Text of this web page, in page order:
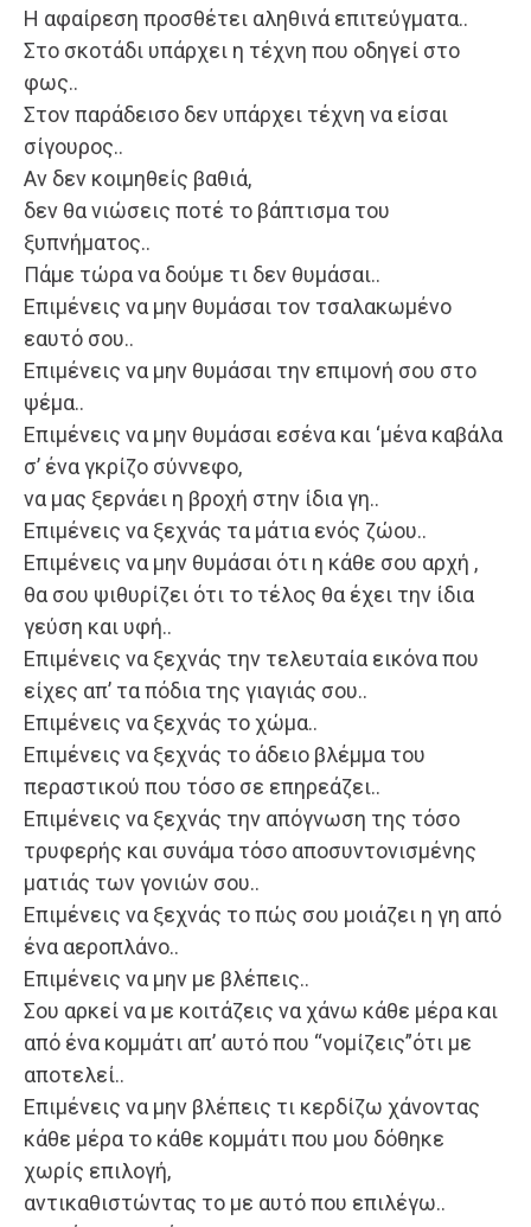
Η αφαίρεση προσθέτει αληθινά επιτεύγματα..
Στο σκοτάδι υπάρχει η τέχνη που οδηγεί στο
φως..
Στον παράδεισο δεν υπάρχει τέχνη να είσαι
σίγουρος..
Αν δεν κοιμηθείς βαθιά,
δεν θα νιώσεις ποτέ το βάπτισμα του
ξυπνήματος..
Πάμε τώρα να δούμε τι δεν θυμάσαι..
Επιμένεις να μην θυμάσαι τον τσαλακωμένο
εαυτό σου..
Επιμένεις να μην θυμάσαι την επιμονή σου στο
ψέμα..
Επιμένεις να μην θυμάσαι εσένα και ‘μένα καβάλα
σ’ ένα γκρίζο σύννεφο,
να μας ξερνάει η βροχή στην ίδια γη..
Επιμένεις να ξεχνάς τα μάτια ενός ζώου..
Επιμένεις να μην θυμάσαι ότι η κάθε σου αρχή ,
θα σου ψιθυρίζει ότι το τέλος θα έχει την ίδια
γεύση και υφή..
Επιμένεις να ξεχνάς την τελευταία εικόνα που
είχες απ’ τα πόδια της γιαγιάς σου..
Επιμένεις να ξεχνάς το χώμα..
Επιμένεις να ξεχνάς το άδειο βλέμμα του
περαστικού που τόσο σε επηρεάζει..
Επιμένεις να ξεχνάς την απόγνωση της τόσο
τρυφερής και συνάμα τόσο αποσυντονισμένης
ματιάς των γονιών σου..
Επιμένεις να ξεχνάς το πώς σου μοιάζει η γη από
ένα αεροπλάνο..
Επιμένεις να μην με βλέπεις..
Σου αρκεί να με κοιτάζεις να χάνω κάθε μέρα και
από ένα κομμάτι απ’ αυτό που “νομίζεις”ότι με
αποτελεί..
Επιμένεις να μην βλέπεις τι κερδίζω χάνοντας
κάθε μέρα το κάθε κομμάτι που μου δόθηκε
χωρίς επιλογή,
αντικαθιστώντας το με αυτό που επιλέγω..